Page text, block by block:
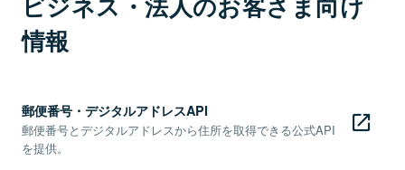
情報
郵便番号・デジタルアドレスAPI
郵便番号とデジタルアドレスから住所を取得できる公式API
を提供。